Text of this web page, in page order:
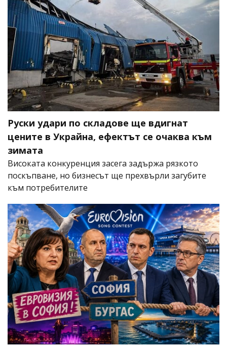
Руски удари по складове ще вдигнат
цените в Украйна, ефектът се очаква към
зимата
Високата конкуренция засега задържа рязкото
поскъпване, но бизнесът ще прехвърли загубите
към потребителите